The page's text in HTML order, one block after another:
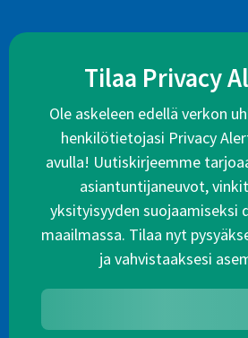
Tilaa Privacy
Ole askeleen edellä verkon
henkilötietojasi Privacy
avulla! Uutiskirjeemme
asiantuntijaneuvot,
yksityisyyden suojaamiseksi
maailmassa. Tilaa nyt
ja vahvistaaksesi